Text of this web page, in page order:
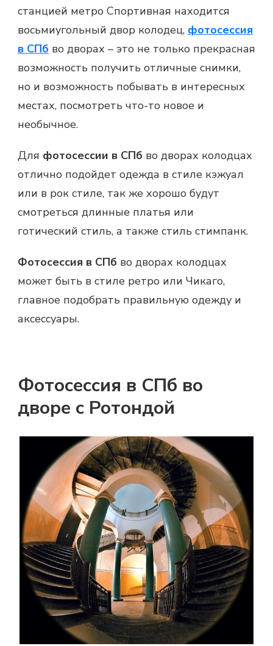
станцией метро Спортивная находится
восьмиугольный двор колодец, фотосессия
в СПб во дворах – это не только прекрасная
возможность получить отличные снимки,
но и возможность побывать в интересных
местах, посмотреть что-то новое и
необычное.
Для фотосессии в СПб во дворах колодцах
отлично подойдет одежда в стиле кэжуал
или в рок стиле, так же хорошо будут
смотреться длинные платья или
готический стиль, а также стиль стимпанк.
Фотосессия в СПб во дворах колодцах
может быть в стиле ретро или Чикаго,
главное подобрать правильную одежду и
аксессуары.
Фотосессия в СПб во
дворе с Ротондой